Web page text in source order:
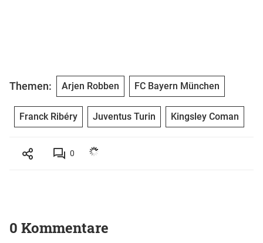
Themen: Arjen Robben FC Bayern München
Franck Ribéry Juventus Turin Kingsley Coman
0
0 Kommentare